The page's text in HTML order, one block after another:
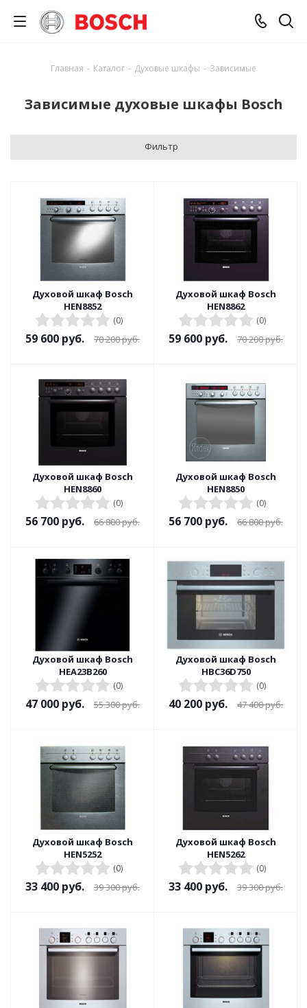
Главная - Каталог - Духовые шкафы - Зависимые
Зависимые духовые шкафы Bosch
Фильтр
Духовой шкаф Bosch
HEN8852
(0)
59 600 руб. 70 200руб.
Духовой шкаф Bosch
HEN8862
(0)
59 600 руб. 70 200руб.
Духовой шкаф Bosch
HEN8860
(0)
56 700 руб. 66 800руб.
Духовой шкаф Bosch
HEN8850
(0)
56 700 руб. 66 800руб.
Духовой шкаф Bosch
HEA23B260
(0)
47 000 руб. 55 300руб.
Духовой шкаф Bosch
HBC36D750
(0)
40 200 руб. 47 400руб.
Духовой шкаф Bosch
HEN5252
(0)
33 400 руб. 39 300руб.
Духовой шкаф Bosch
HEN5262
(0)
33 400 руб. 39 300руб.